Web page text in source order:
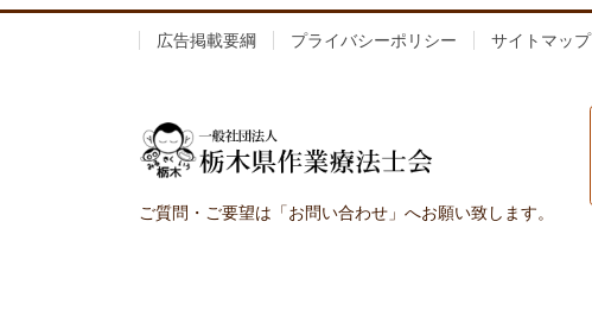
広告掲載要綱 プライバシーポリシー サイトマップ
ご質問・ご要望は「お問い合わせ」へお願い致します。